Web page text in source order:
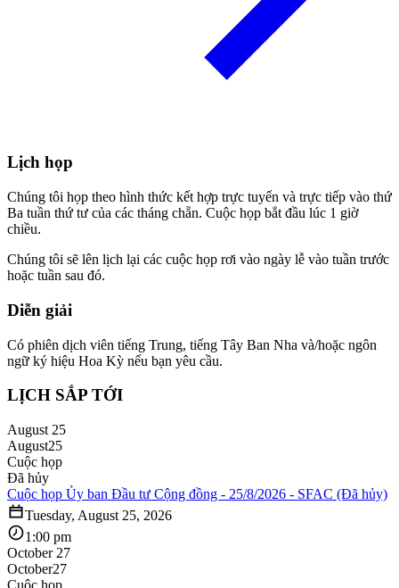
Lịch họp
Chúng tôi họp theo hình thức kết hợp trực tuyến và trực tiếp vào thứ
Ba tuần thứ tư của các tháng chẵn. Cuộc họp bắt đầu lúc 1 giờ
chiều.
Chúng tôi sẽ lên lịch lại các cuộc họp rơi vào ngày lễ vào tuần trước
hoặc tuần sau đó.
Diễn giải
Có phiên dịch viên tiếng Trung, tiếng Tây Ban Nha và/hoặc ngôn
ngữ ký hiệu Hoa Kỳ nếu bạn yêu cầu.
LỊCH SẮP TỚI
August 25
August25
Cuộc họp
Đã hủy
Cuộc họp Ủy ban Đầu tư Cộng đồng - 25/8/2026 - SFAC (Đã hủy)
Tuesday, August 25, 2026
1:00 pm
October 27
October27
Cuộc họp